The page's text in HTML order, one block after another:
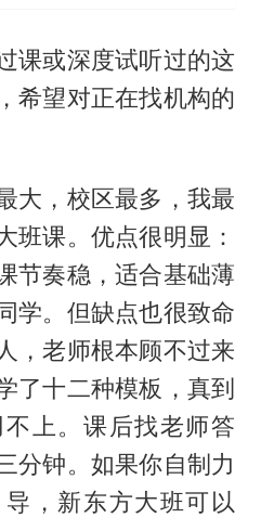
课或深度试听过的这
希望对正在找机构的
大，校区最多，我最
班课。优点很明显：
节奏稳，适合基础薄
学。但缺点也很致命
老师根本顾不过来
了十二种模板，真到
上。课后找老师答
分钟。如果你自制力
，新东方大班可以